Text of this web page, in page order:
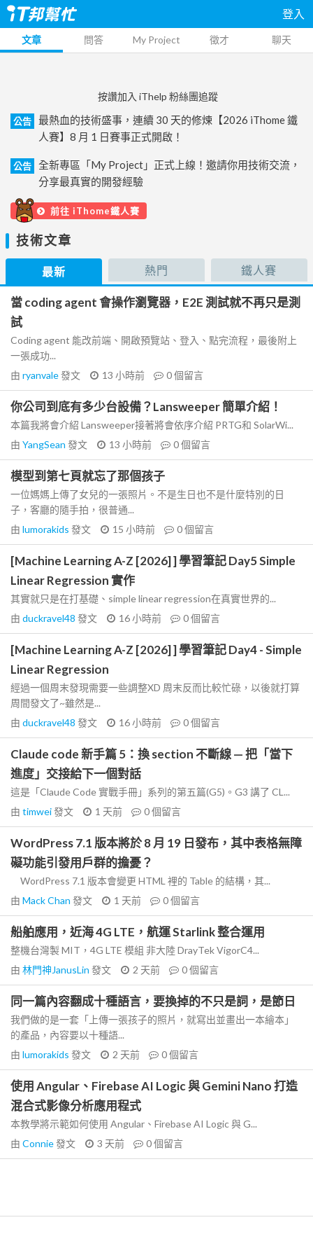
登入
文章 問答 My Project 徵才 聊天
按讚加入 iThelp 粉絲團追蹤
公告
最熱血的技術盛事，連續 30 天的修煉【2026 iThome 鐵
人賽】8 月 1 日賽事正式開啟！
公告
全新專區「My Project」正式上線！邀請你用技術交流，
分享最真實的開發經驗
前往 iThome鐵人賽
技術文章
最新 熱門 鐵人賽
當 coding agent 會操作瀏覽器，E2E 測試就不再只是測
試
Coding agent 能改前端、開啟預覽站、登入、點完流程，最後附上
一張成功...
由 ryanvale發文 13 小時前 0個留言
你公司到底有多少台設備？Lansweeper 簡單介紹！
本篇我將會介紹 Lansweeper接著將會依序介紹 PRTG和 SolarWi...
由 YangSean 發文 13 小時前 0個留言
模型到第七頁就忘了那個孩子
一位媽媽上傳了女兒的一張照片。不是生日也不是什麼特別的日
子，客廳的隨手拍，很普通...
由 lumorakids 發文 15 小時前 0個留言
[Machine Learning A-Z [2026] ] 學習筆記 Day5 Simple
Linear Regression 實作
其實就只是在打基礎、simple linear regression在真實世界的...
由 duckravel48 發文 16 小時前 0個留言
[Machine Learning A-Z [2026] ] 學習筆記 Day4 - Simple
Linear Regression
經過一個周末發現需要一些調整XD 周末反而比較忙碌，以後就打算
周間發文了~雖然是...
由 duckravel48 發文 16 小時前 0個留言
Claude code 新手篇 5：換 section 不斷線 — 把「當下
進度」交接給下一個對話
這是「Claude Code 實戰手冊」系列的第五篇(G5)。G3 講了 CL...
由 timwei發文 1 天前 0個留言
WordPress 7.1 版本將於 8 月 19 日發布，其中表格無障
礙功能引發用戶群的擔憂？
WordPress 7.1 版本會變更 HTML 裡的 Table 的結構，其...
由 Mack Chan 發文 1 天前 0個留言
船舶應用，近海 4G LTE，航運 Starlink 整合運用
整機台灣製 MIT，4G LTE 模組 非大陸 DrayTek VigorC4...
由 林門神JanusLin 發文 2 天前 0個留言
同一篇內容翻成十種語言，要換掉的不只是詞，是節日
我們做的是一套「上傳一張孩子的照片，就寫出並畫出一本繪本」
的產品，內容要以十種語...
由 lumorakids 發文 2 天前 0個留言
使用 Angular、Firebase AI Logic 與 Gemini Nano 打造
混合式影像分析應用程式
本教學將示範如何使用 Angular、Firebase AI Logic 與 G...
由 Connie發文 3 天前 0個留言